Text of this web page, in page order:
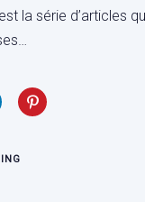
la série d’articles